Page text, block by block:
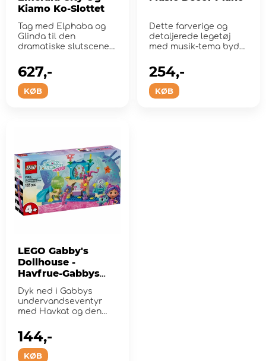
Kiamo Ko-Slottet
Tag med Elphaba og
Glinda til den
dramatiske slutscene i
Good.
KØB
627,-
Dette farverige og
detaljerede legetøj
med musik-tema byder
KØB
254,-
LEGO Gabby's
Dollhouse -
Havfrue-Gabbys
akvarie-eventyr
Dyk ned i Gabbys
undervandseventyr
med Havkat og den
KØB
144,-